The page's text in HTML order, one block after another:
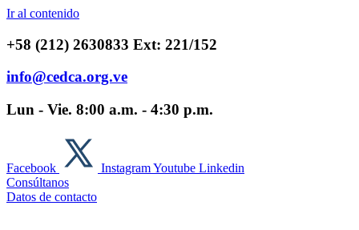
Ir al contenido
+58 (212) 2630833 Ext: 221/152
info@cedca.org.ve
Lun - Vie. 8:00 a.m. - 4:30 p.m.
Facebook InstagramYoutube Linkedin
Consúltanos
Datos de contacto